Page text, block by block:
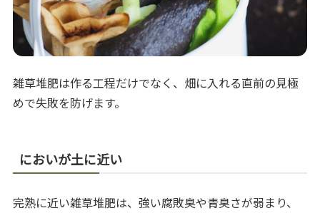
雑草堆肥は作る工程だけでなく、畑に入れる直前の見極
めで失敗を防げます。
においが土に近い
完熟に近い雑草堆肥は、強い腐敗臭や青臭さが弱まり、